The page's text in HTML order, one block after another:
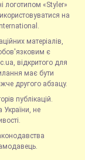
логотипом «Styler»
на
матеріалів,
є
відкритого для
має бути
другого абзацу.
публікацій.
України, не